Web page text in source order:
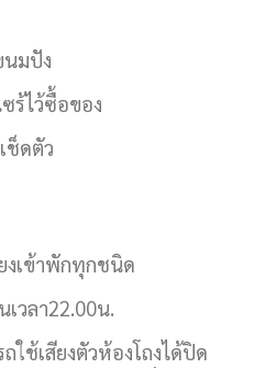
มปัง
ร้ไว้ซื้อของ
ช็ดตัว
งเข้าพักทุกชนิด
วลา22.00น.
ใช้เสียงตัวห้องโถงได้ปิด